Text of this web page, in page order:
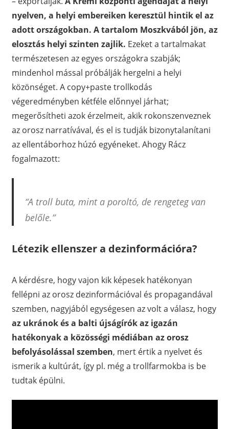
nyelven, a helyi embereiken keresztül hintik el az
adott országokban. A tartalom Moszkvából jön, az
elosztás helyi szinten zajlik. Ezeket a tartalmakat
természetesen az egyes országokra szabják;
mindenhol mással próbálják hergelni a helyi
közönséget. A copy+paste trollkodás
végeredményben kétféle előnnyel járhat;
megerősítheti azok érzelmeit, akik rokonszenveznek
az orosz narratívával, és el is tudják bizonytalanítani
az ellentáborhoz húzó egyéneket. Ahogy Rácz
fogalmazott:
“A troll buta, mint a poroltó, de rengeteg van
belőle.”
Létezik ellenszer a dezinformációra?
A kérdésre, hogy vajon kik képesek hatékonyan
fellépni az orosz dezinformációval és propagandával
szemben, nagyjából egységesen az volt a válasz, hogy
az ukránok és a balti újságírók az igazán
hatékonyak a közösségi médiában az orosz
befolyásolással szemben, mert értik a nyelvet és
ismerik a kultúrát, így pl. még a trollfarmokba is be
tudtak épülni.